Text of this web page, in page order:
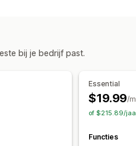
Verzendlabels
bestellingen
bij je bedrijf past.
Essential
$19.99/
of $215.89/
Functies